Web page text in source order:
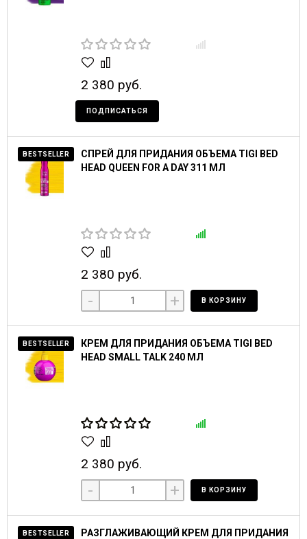
2 380 руб.
ПОДПИСАТЬСЯ
BESTSELLER
СПРЕЙ ДЛЯ ПРИДАНИЯ ОБЪЕМА TIGI BED
HEAD QUEEN FOR A DAY 311 МЛ
2 380 руб.
- + В КОРЗИНУ
BESTSELLER
КРЕМ ДЛЯ ПРИДАНИЯ ОБЪЕМА TIGI BED
HEAD SMALL TALK 240 МЛ
2 380 руб.
- + В КОРЗИНУ
BESTSELLER
РАЗГЛАЖИВАЮЩИЙ КРЕМ ДЛЯ ПРИДАНИЯ